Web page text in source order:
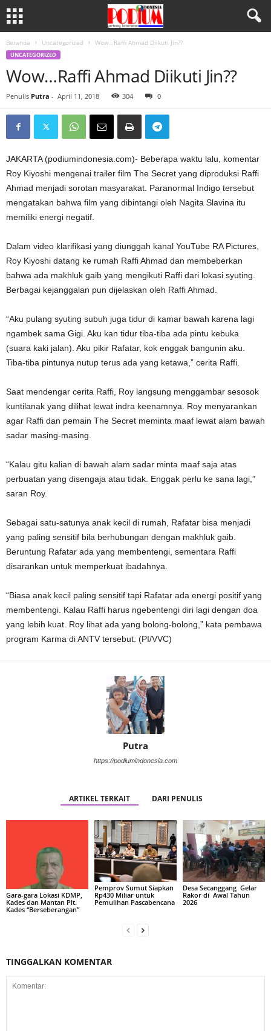
Beranda Uncategorized Wow…Raffi Ahmad Diikuti Jin??
UNCATEGORIZED
Wow…Raffi Ahmad Diikuti Jin??
Penulis Putra - April 11, 2018 304 0
JAKARTA (podiumindonesia.com)- Beberapa waktu lalu, komentar
Roy Kiyoshi mengenai trailer film The Secret yang diproduksi Raffi
Ahmad menjadi sorotan masyarakat. Paranormal Indigo tersebut
mengatakan bahwa film yang dibintangi oleh Nagita Slavina itu
memiliki energi negatif.
Dalam video klarifikasi yang diunggah kanal YouTube RA Pictures,
Roy Kiyoshi datang ke rumah Raffi Ahmad dan membeberkan
bahwa ada makhluk gaib yang mengikuti Raffi dari lokasi syuting.
Berbagai kejanggalan pun dijelaskan oleh Raffi Ahmad.
“Aku pulang syuting subuh juga tidur di kamar bawah karena lagi
ngambek sama Gigi. Aku kan tidur tiba-tiba ada pintu kebuka
(suara kaki jalan). Aku pikir Rafatar, kok enggak bangunin aku.
Tiba-tiba pintunya nutup terus ada yang ketawa,” cerita Raffi.
Saat mendengar cerita Raffi, Roy langsung menggambar sesosok
kuntilanak yang dilihat lewat indra keenamnya. Roy menyarankan
agar Raffi dan pemain The Secret meminta maaf lewat alam bawah
sadar masing-masing.
“Kalau gitu kalian di bawah alam sadar minta maaf saja atas
perbuatan yang disengaja atau tidak. Enggak perlu ke sana lagi,”
saran Roy.
Sebagai satu-satunya anak kecil di rumah, Rafatar bisa menjadi
yang paling sensitif bila berhubungan dengan makhluk gaib.
Beruntung Rafatar ada yang membentengi, sementara Raffi
disarankan untuk memperkuat ibadahnya.
“Biasa anak kecil paling sensitif tapi Rafatar ada energi positif yang
membentengi. Kalau Raffi harus ngebentengi diri lagi dengan doa
yang lebih kuat. Roy lihat ada yang bolong-bolong,” kata pembawa
program Karma di ANTV tersebut. (PI/VVC)
Putra
https://podiumindonesia.com
ARTIKEL TERKAIT DARI PENULIS
Gara-gara Lokasi KDMP,
Kades dan Mantan Plt.
Kades “Berseberangan”
Pemprov Sumut Siapkan
Rp430 Miliar untuk
Pemulihan Pascabencana
Desa Secanggang Gelar
Rakor di Awal Tahun
2026
TINGGALKAN KOMENTAR